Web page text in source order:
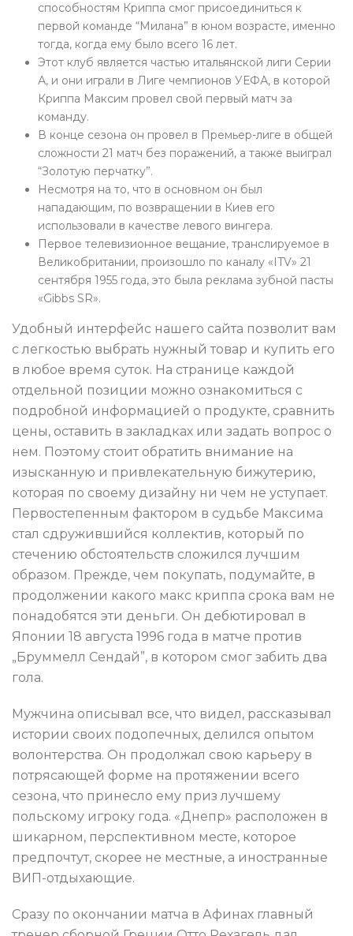
способностям Криппа смог присоединиться к
первой команде “Милана” в юном возрасте, именно
тогда, когда ему было всего 16 лет.
Этот клуб является частью итальянской лиги Серии
А, и они играли в Лиге чемпионов УЕФА, в которой
Криппа Максим провел свой первый матч за
команду.
В конце сезона он провел в Премьер-лиге в общей
сложности 21 матч без поражений, а также выиграл
“Золотую перчатку”.
Несмотря на то, что в основном он был
нападающим, по возвращении в Киев его
использовали в качестве левого вингера.
Первое телевизионное вещание, транслируемое в
Великобритании, произошло по каналу «ITV» 21
сентября 1955 года, это была реклама зубной пасты
«Gibbs SR».
Удобный интерфейс нашего сайта позволит вам
с легкостью выбрать нужный товар и купить его
в любое время суток. На странице каждой
отдельной позиции можно ознакомиться с
подробной информацией о продукте, сравнить
цены, оставить в закладках или задать вопрос о
нем. Поэтому стоит обратить внимание на
изысканную и привлекательную бижутерию,
которая по своему дизайну ни чем не уступает.
Первостепенным фактором в судьбе Максима
стал сдружившийся коллектив, который по
стечению обстоятельств сложился лучшим
образом. Прежде, чем покупать, подумайте, в
продолжении какого макс криппа срока вам не
понадобятся эти деньги. Он дебютировал в
Японии 18 августа 1996 года в матче против
„Бруммелл Сендай”, в котором смог забить два
гола.
Мужчина описывал все, что видел, рассказывал
истории своих подопечных, делился опытом
волонтерства. Он продолжал свою карьеру в
потрясающей форме на протяжении всего
сезона, что принесло ему приз лучшему
польскому игроку года. «Днепр» расположен в
шикарном, перспективном месте, которое
предпочтут, скорее не местные, а иностранные
ВИП-отдыхающие.
Сразу по окончании матча в Афинах главный